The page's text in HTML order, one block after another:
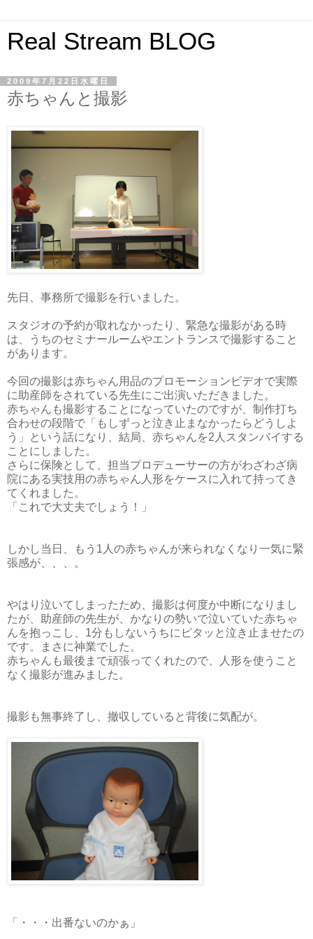
Real Stream BLOG
2009年7月22日水曜日
赤ちゃんと撮影
先日、事務所で撮影を行いました。
スタジオの予約が取れなかったり、緊急な撮影がある時
は、うちのセミナールームやエントランスで撮影すること
があります。
今回の撮影は赤ちゃん用品のプロモーションビデオで実際
に助産師をされている先生にご出演いただきました。
赤ちゃんも撮影することになっていたのですが、制作打ち
合わせの段階で「もしずっと泣き止まなかったらどうしよ
う」という話になり、結局、赤ちゃんを2人スタンバイする
ことにしました。
さらに保険として、担当プロデューサーの方がわざわざ病
院にある実技用の赤ちゃん人形をケースに入れて持ってき
てくれました。
「これで大丈夫でしょう！」
しかし当日、もう1人の赤ちゃんが来られなくなり一気に緊
張感が、、、。
やはり泣いてしまったため、撮影は何度か中断になりまし
たが、助産師の先生が、かなりの勢いで泣いていた赤ちゃ
んを抱っこし、1分もしないうちにピタッと泣き止ませたの
です。まさに神業でした。
赤ちゃんも最後まで頑張ってくれたので、人形を使うこと
なく撮影が進みました。
撮影も無事終了し、撤収していると背後に気配が。
「・・・出番ないのかぁ」